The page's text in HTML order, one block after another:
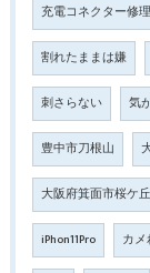
充電コネクター修理
割れたままは嫌
刺さらない 気
豊中市刀根山
大阪府箕面市桜ケ丘
iPhon11Pro カ